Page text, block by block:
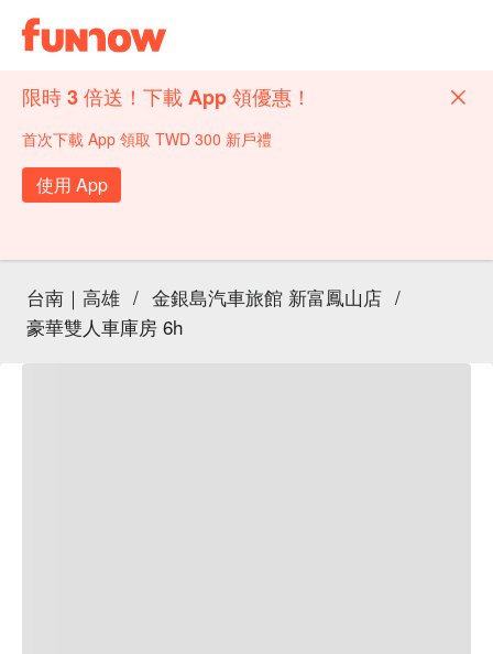
限時 3 倍送！下載 App 領優惠！
首次下載 App 領取 TWD 300 新戶禮
使用 App
台南｜高雄 / 金銀島汽車旅館 新富鳳山店 /
豪華雙人車庫房 6h